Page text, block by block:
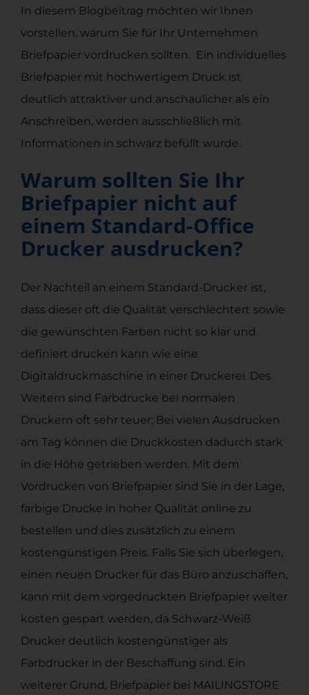
In diesem Blogbeitrag möchten wir Ihnen
vorstellen, warum Sie für Ihr Unternehmen
Briefpapier vordrucken sollten. Ein individuelles
Briefpapier mit hochwertigem Druck ist
deutlich attraktiver und anschaulicher als ein
Anschreiben, werden ausschließlich mit
Informationen in schwarz befüllt wurde.
Warum sollten Sie Ihr
Briefpapier nicht auf
einem Standard-Office
Drucker ausdrucken?
Der Nachteil an einem Standard-Drucker ist,
dass dieser oft die Qualität verschlechtert sowie
die gewünschten Farben nicht so klar und
definiert drucken kann wie eine
Digitaldruckmaschine in einer Druckerei. Des
Weitern sind Farbdrucke bei normalen
Druckern oft sehr teuer; Bei vielen Ausdrucken
am Tag können die Druckkosten dadurch stark
in die Höhe getrieben werden. Mit dem
Vordrucken von Briefpapier sind Sie in der Lage,
farbige Drucke in hoher Qualität online zu
bestellen und dies zusätzlich zu einem
kostengünstigen Preis. Falls Sie sich überlegen,
einen neuen Drucker für das Büro anzuschaffen,
kann mit dem vorgedruckten Briefpapier weiter
kosten gespart werden, da Schwarz-Weiß
Drucker deutlich kostengünstiger als
Farbdrucker in der Beschaffung sind. Ein
weiterer Grund, Briefpapier bei MAILINGSTORE